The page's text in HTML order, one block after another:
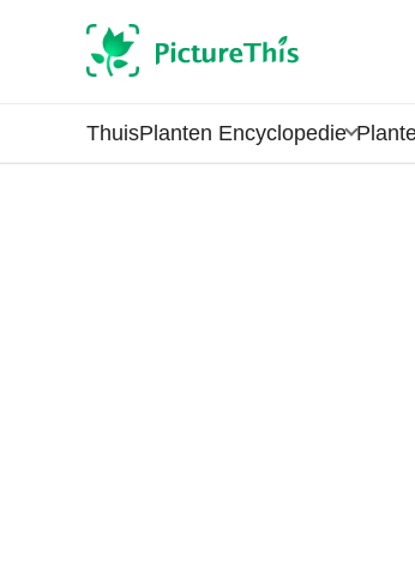
ThuisPlanten Encyclopedie